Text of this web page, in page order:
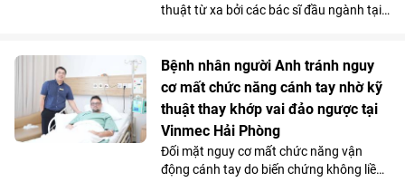
thuật từ xa bởi các bác sĩ đầu ngành tại
Việt Nam. Bước đi chiến lược này của
Vinmec đã chính thức hiện thực hóa mô
hình “y tế không khoảng cách” ở nước ta.
Bệnh nhân người Anh tránh nguy
cơ mất chức năng cánh tay nhờ kỹ
thuật thay khớp vai đảo ngược tại
Vinmec Hải Phòng
Đối mặt nguy cơ mất chức năng vận
động cánh tay do biến chứng không liền